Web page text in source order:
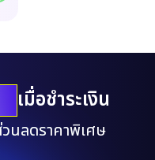
เมื่อชำระเงิน
นลดราคาพิเศษ